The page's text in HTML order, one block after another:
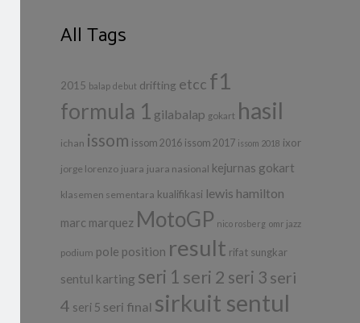
All Tags
2015 balap debut drifting etcc f1
formula 1 gilabalap gokart hasil
ichan issom issom 2016 issom 2017 issom 2018 ixor
jorge lorenzo juara juara nasional kejurnas gokart
klasemen sementara kualifikasi lewis hamilton
marc marquez MotoGP nico rosberg omr jazz
podium pole position result rifat sungkar
sentul karting seri 1 seri 2 seri 3 seri
4 seri 5 seri final sirkuit sentul